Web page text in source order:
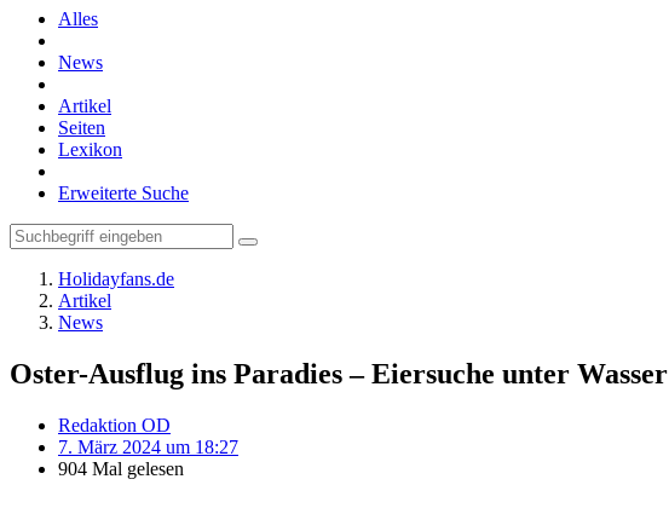
Alles
News
Artikel
Seiten
Lexikon
Erweiterte Suche
Holidayfans.de
Artikel
News
Oster-Ausflug ins Paradies – Eiersuche unter Wasser
Redaktion OD
7. März 2024 um 18:27
904 Mal gelesen